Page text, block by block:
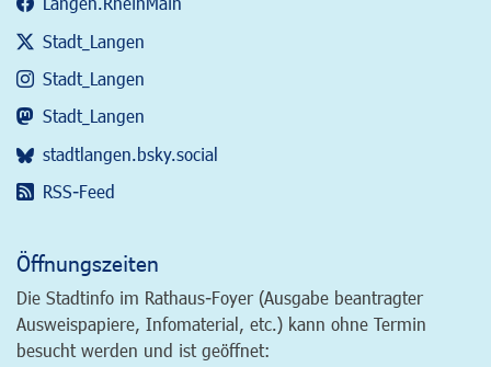
Stadt_Langen
Stadt_Langen
Stadt_Langen
stadtlangen.bsky.social
RSS-Feed
Öffnungszeiten
Die Stadtinfo im Rathaus-Foyer (Ausgabe beantragter
Ausweispapiere, Infomaterial, etc.) kann ohne Termin
besucht werden und ist geöffnet: